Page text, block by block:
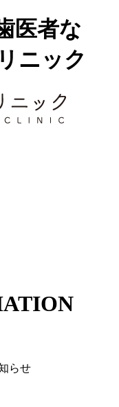
医者な
ニック
らせ